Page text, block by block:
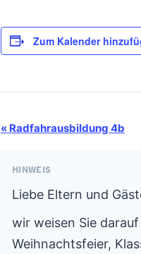
Zum Kalender
Termin-
« Radfahrausbildung 4b
HINWEIS
Liebe Eltern und
wir weisen Sie
Weihnachtsfeier,